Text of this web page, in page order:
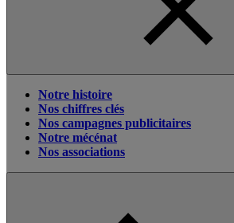
Notre histoire
Nos chiffres clés
Nos campagnes publicitaires
Notre mécénat
Nos associations